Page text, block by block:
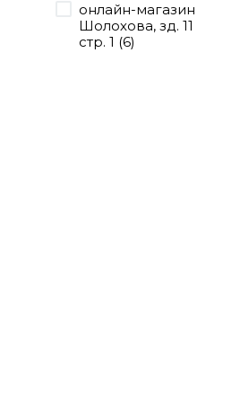
онлайн-магазин
Шолохова, зд. 11
стр. 1 (6)